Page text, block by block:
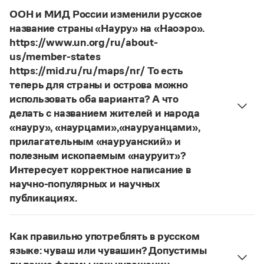
Словари русского языка как государственного
Справочники
Правила русской орфографии и пунктуации
Русский язык. Краткий теоретический курс
для школьников
Письмовник
Справочник по пунктуации
Словарь-справочник трудностей
Справочник по фразеологии
Словарь-справочник непростые слова
Все справочники портала
Журнал
Новости и события
Словарь русских имён
Словарь методических терминов
(1956)
Страница ответа
ООН и МИД России изменили русское
название страны «Науру» на «Наоэро».
https://www.un.org/ru/about-
us/member-states
https://mid.ru/ru/maps/nr/ То есть
теперь для страны и острова можно
использовать оба варианта? А что
делать с названием жителей и народа
«науру», «наурцами»,«науруанцами»,
прилагательным «науруанский» и
полезным ископаемым «науруит»?
Интересует корректное написание в
научно-популярных и научных
публикациях.
Изменение касается только официального
образованные от топонимаНауру, никуда из
русского языка не делись и по-прежнему могут
Как правильно употреблять в русском
языке: чуваш или чувашин? Допустимы